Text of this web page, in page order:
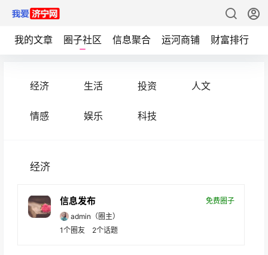
我的文章 圈子社区 信息聚合 运河商铺 财富排行
经济 生活 投资 人文
情感 娱乐 科技
经济
信息发布
免费圈子
admin （圈主）
1个圈友 2个话题